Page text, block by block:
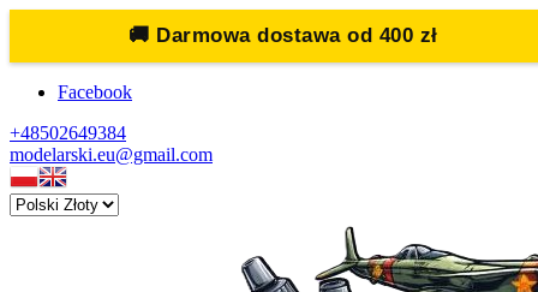
🚚 Darmowa dostawa od 400 zł
Facebook
+48502649384
modelarski.eu@gmail.com